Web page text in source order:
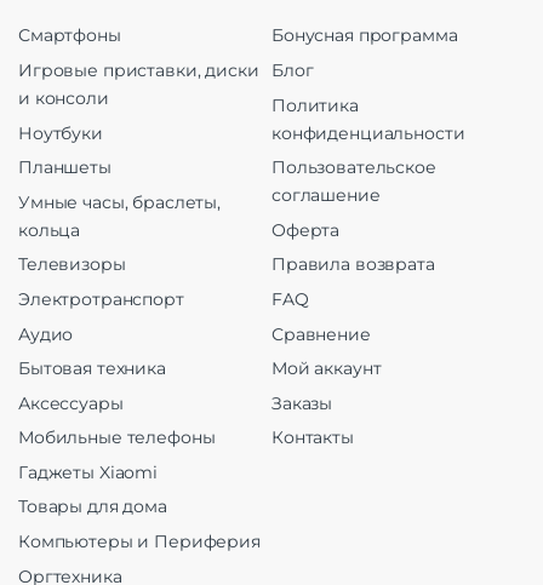
Смартфоны
Игровые приставки, диски
и консоли
Ноутбуки
Планшеты
Умные часы, браслеты,
кольца
Телевизоры
Электротранспорт
Аудио
Бытовая техника
Аксессуары
Мобильные телефоны
Гаджеты Xiaomi
Товары для дома
Компьютеры и Периферия
Оргтехника
Бонусная программа
Блог
Политика
конфиденциальности
Пользовательское
соглашение
Оферта
Правила возврата
FAQ
Сравнение
Мой аккаунт
Заказы
Контакты